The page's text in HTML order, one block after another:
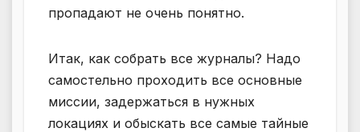
пропадают не очень понятно.
Итак, как собрать все журналы? Надо
самостельно проходить все основные
миссии, задержаться в нужных
локациях и обыскать все самые тайные